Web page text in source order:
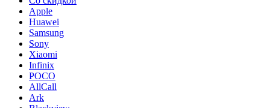
Apple
Huawei
Samsung
Sony
Xiaomi
Infinix
POCO
AllCall
Ark